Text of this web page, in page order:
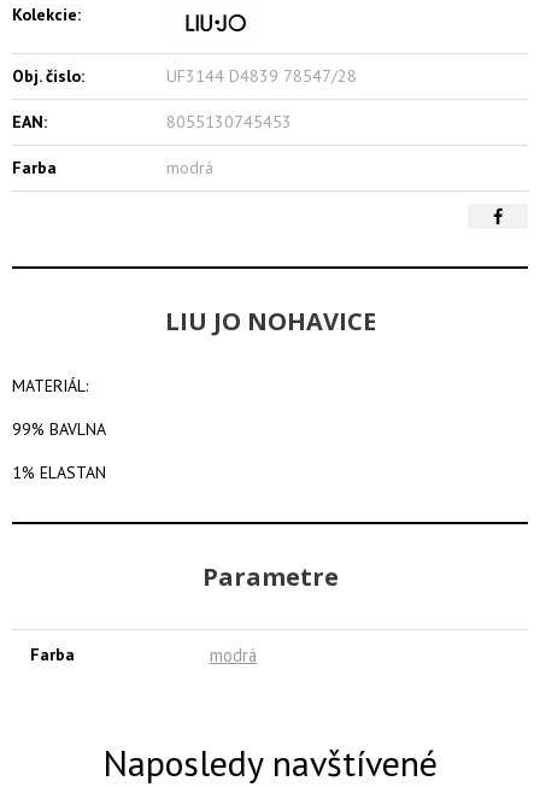
Kolekcie:
Obj. čislo: UF3144 D4839 78547/28
EAN: 8055130745453
Farba modrá
LIU JO NOHAVICE
MATERIÁL:
99% BAVLNA
1% ELASTAN
Parametre
Farba modrá
Naposledy navštívené